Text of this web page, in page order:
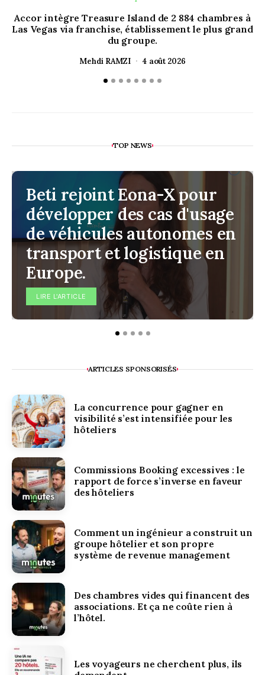
Accor intègre Treasure Island de 2 884 chambres à
Las Vegas via franchise, établissement le plus grand
du groupe.
Mehdi RAMZI 4 août 2026
TOP NEWS
Beti rejoint Eona-X pour
développer des cas d'usage
de véhicules autonomes en
transport et logistique en
Europe.
LIRE L'ARTICLE
ARTICLES SPONSORISÉS
La concurrence pour gagner en
visibilité s’est intensifiée pour les
hôteliers
Commissions Booking excessives : le
rapport de force s’inverse en faveur
des hôteliers
Comment un ingénieur a construit un
groupe hôtelier et son propre
système de revenue management
Des chambres vides qui financent des
associations. Et ça ne coûte rien à
l’hôtel.
Les voyageurs ne cherchent plus, ils